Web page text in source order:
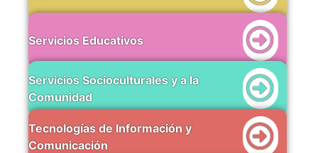
Servicios Educativos
Servicios Socioculturales y a la
Comunidad
Tecnologías de Información y
Comunicación